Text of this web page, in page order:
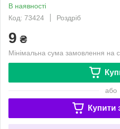
В наявності
Код: 73424
Роздріб
9 ₴
Мінімальна сума замовлення на
або
Купити